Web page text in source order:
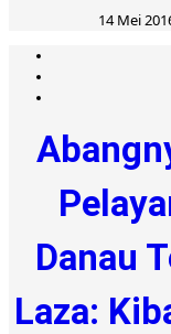
14 Mei
Danau
Laza: